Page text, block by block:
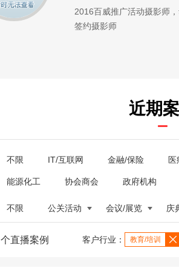
2016百威推广活动摄影师
签约摄影师
近期
不限 IT/互联网 金融/保险
能源化工 协会商会 政府机构
不限 公关活动 会议/展览 庆
个直播案例 客户行业： 教育/培训